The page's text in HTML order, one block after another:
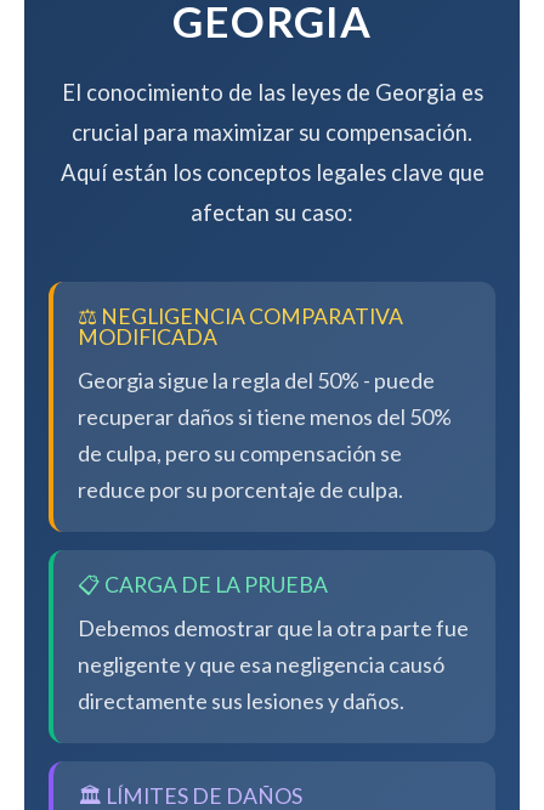
GEORGIA
El conocimiento de las leyes de Georgia es
crucial para maximizar su compensación.
Aquí están los conceptos legales clave que
afectan su caso:
⚖️ NEGLIGENCIA COMPARATIVA
MODIFICADA
Georgia sigue la regla del 50% - puede
recuperar daños si tiene menos del 50%
de culpa, pero su compensación se
reduce por su porcentaje de culpa.
📋 CARGA DE LA PRUEBA
Debemos demostrar que la otra parte fue
negligente y que esa negligencia causó
directamente sus lesiones y daños.
🏛️ LÍMITES DE DAÑOS